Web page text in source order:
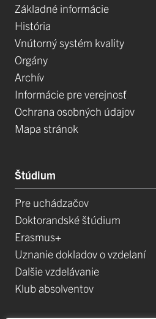
Základné informácie
História
Vnútorný systém kvality
Orgány
Archív
Informácie pre verejnosť
Ochrana osobných údajov
Mapa stránok
Štúdium
Pre uchádzačov
Doktorandské štúdium
Erasmus+
Uznanie dokladov o vzdelaní
Dalšie vzdelávanie
Klub absolventov